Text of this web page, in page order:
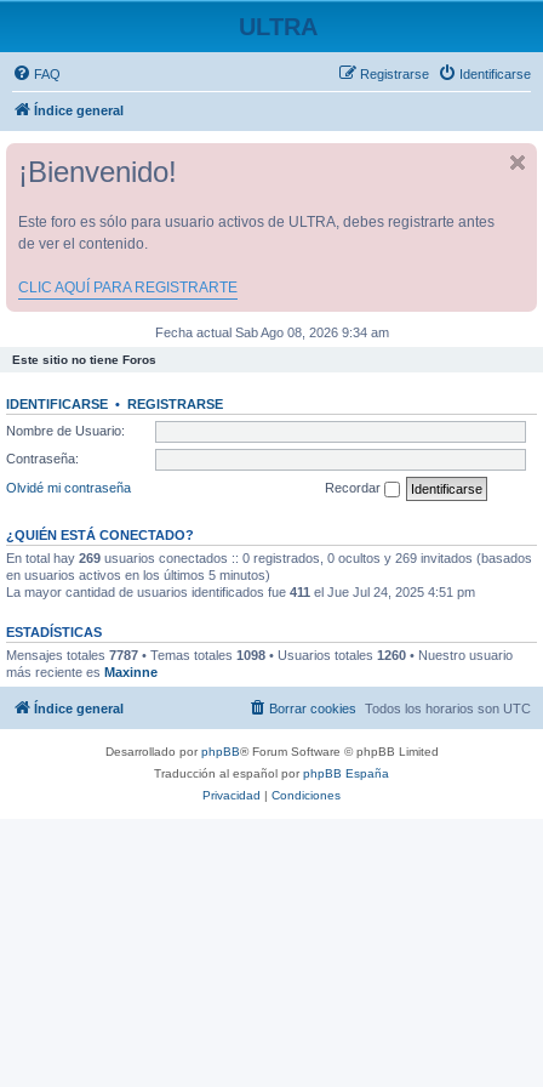
ULTRA
FAQ Identificarse
Registrarse
Índice general
¡Bienvenido!
Este foro es sólo para usuario activos de ULTRA, debes registrarte antes
de ver el contenido.
CLIC AQUÍ PARA REGISTRARTE
Fecha actual Sab Ago 08, 2026 9:34 am
Este sitio no tiene Foros
IDENTIFICARSE • REGISTRARSE
Nombre de Usuario:
Contraseña:
Olvidé mi contraseña
Recordar
¿QUIÉN ESTÁ CONECTADO?
En total hay 269 usuarios conectados :: 0 registrados, 0 ocultos y 269 invitados (basados
en usuarios activos en los últimos 5 minutos)
La mayor cantidad de usuarios identificados fue 411 el Jue Jul 24, 2025 4:51 pm
ESTADÍSTICAS
Mensajes totales 7787 • Temas totales 1098 • Usuarios totales 1260 • Nuestro usuario
más reciente es Maxinne
Índice general Todos los horarios son UTC
Borrar cookies
Desarrollado porphpBB® Forum Software © phpBB Limited
Traducción al español porphpBB España
Privacidad | Condiciones